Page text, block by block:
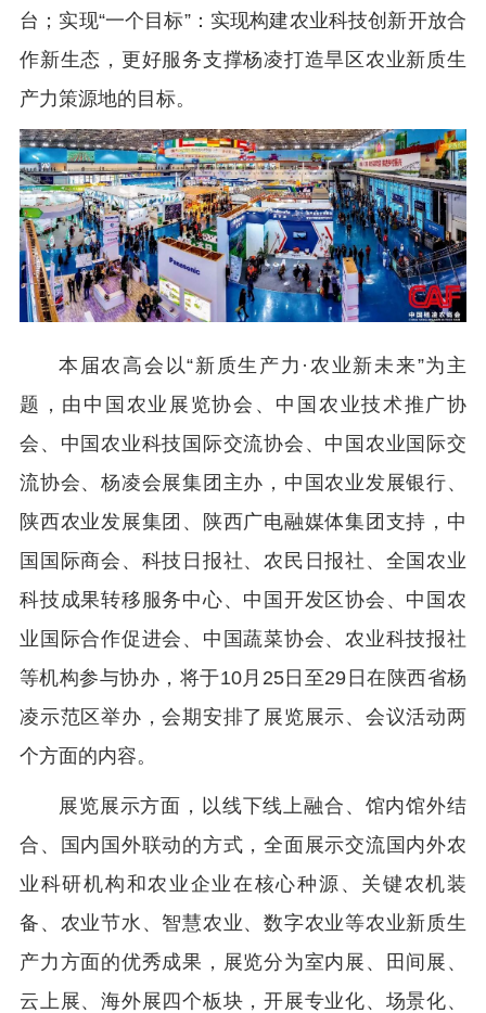
台；实现“一个目标”：实现构建农业科技创新开放合
作新生态，更好服务支撑杨凌打造旱区农业新质生
产力策源地的目标。
本届农高会以“新质生产力·农业新未来”为主
题，由中国农业展览协会、中国农业技术推广协
会、中国农业科技国际交流协会、中国农业国际交
流协会、杨凌会展集团主办，中国农业发展银行、
陕西农业发展集团、陕西广电融媒体集团支持，中
国国际商会、科技日报社、农民日报社、全国农业
科技成果转移服务中心、中国开发区协会、中国农
业国际合作促进会、中国蔬菜协会、农业科技报社
等机构参与协办，将于10月25日至29日在陕西省杨
凌示范区举办，会期安排了展览展示、会议活动两
个方面的内容。
展览展示方面，以线下线上融合、馆内馆外结
合、国内国外联动的方式，全面展示交流国内外农
业科研机构和农业企业在核心种源、关键农机装
备、农业节水、智慧农业、数字农业等农业新质生
产力方面的优秀成果，展览分为室内展、田间展、
云上展、海外展四个板块，开展专业化、场景化、